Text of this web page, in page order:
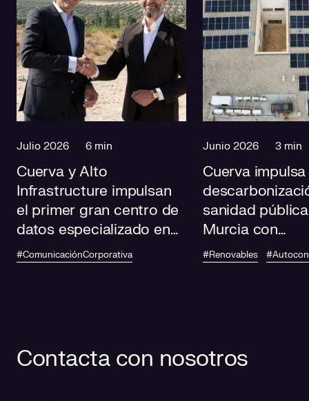
Julio 2026 6 min
Cuerva y Alto
Infrastructure impulsan
el primer gran centro de
datos especializado en
IA de Andalucía
#ComunicaciónCorporativa
Junio 2026 3 min
Cuerva
sanidad
Murcia con
autoconsumo
fotovoltaico en
#Renovables
Contacta con nosotros